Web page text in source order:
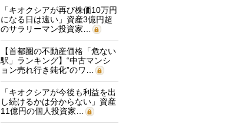
「キオクシアが再び株価10万円
になる日は遠い」資産3億円超
のサラリーマン投資家…
【首都圏の不動産価格「危ない
駅」ランキング】“中古マンシ
ョン売れ行き鈍化”のワ…
「キオクシアが今後も利益を出
し続けるかは分からない」資産
11億円の個人投資家…